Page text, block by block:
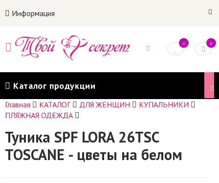
Информация
0 0
Каталог продукции
Главная КАТАЛОГ ДЛЯ ЖЕНЩИН
КУПАЛЬНИКИ
ПЛЯЖНАЯ ОДЕЖДА
Туника SPF LORA 26TSC
TOSCANE - цветы на белом